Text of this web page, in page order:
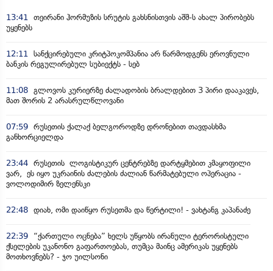
13:41
თეირანი ჰორმუზის სრუტის გახსნისთვის აშშ-ს ახალ პირობებს
უყენებს
12:11
სანქცირებული კრიტპოკომპანია არ წარმოდგენს ეროვნული
ბანკის რეგულირებულ სუბიექტს - სებ
11:08 გლოვოს კურიერზე ძალადობის ბრალდებით 3 პირი დააკავეს,
მათ შორის 2 არასრულწლოვანი
07:59 რუსეთის ქალაქ ბელგოროდზე დრონებით თავდასხმა
განხორციელდა
23:44 რუსეთის ლოგისტიკურ ცენტრებზე დარტყმებით კმაყოფილი
ვარ, ეს იყო უკრაინის ძალების ძალიან წარმატებული ოპერაცია -
ვოლოდიმირ ზელენსკი
22:48 დიახ, ომი დაიწყო რუსეთმა და წერტილი! - ვახტანგ კაპანაძე
22:39
“ქართული ოცნება” ხელს უწყობს ირანული ტერორისტული
ქსელების უკანონო გაფართოებას, თუმცა მაინც ამერიკას უყენებს
მოთხოვნებს? - ჯო უილსონი